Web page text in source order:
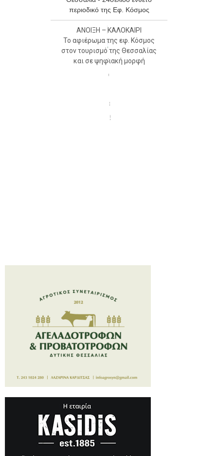
ΑΝΟΙΞΗ – ΚΑΛΟΚΑΙΡΙ
Το αφιέρωμα της εφ. Κόσμος
στον τουρισμό της Θεσσαλίας
και σε ψηφιακή μορφή